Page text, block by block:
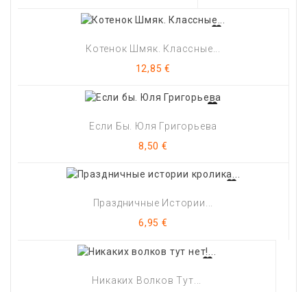
Котенок Шмяк. Классные...
Цена
12,85 €
Если Бы. Юля Григорьева
Цена
8,50 €
Праздничные Истории...
Цена
6,95 €
Никаких Волков Тут...